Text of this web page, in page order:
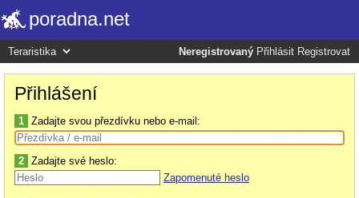
poradna.net
Neregistrovaný Přihlásit Registrovat
Přihlášení
1 Zadajte svou přezdívku nebo e-mail:
2 Zadajte své heslo:
Zapomenuté heslo